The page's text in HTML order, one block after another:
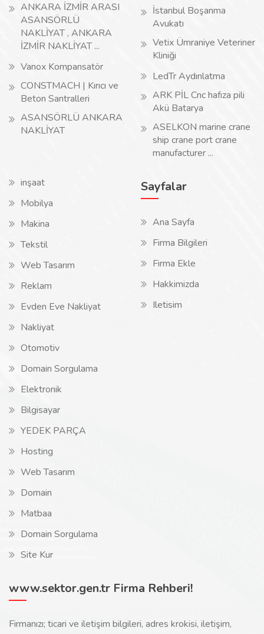
ANKARA İZMİR ARASI
ASANSÖRLÜ
NAKLİYAT , ANKARA
İZMİR NAKLİYAT ...
Vanox Kompansatör
CONSTMACH | Kırıcı ve
Beton Santralleri
ASANSÖRLÜ ANKARA
NAKLİYAT
İstanbul Boşanma
Avukatı
Vetix Ümraniye Veteriner
Kliniği
LedTr Aydınlatma
ARK PİL Cnc hafıza pili
Akü Batarya
ASELKON marine crane
ship crane port crane
manufacturer ...
inşaat
Mobilya
Makina
Tekstil
Web Tasarım
Reklam
Evden Eve Nakliyat
Nakliyat
Otomotiv
Domain Sorgulama
Elektronik
Bilgisayar
YEDEK PARÇA
Hosting
Web Tasarım
Domain
Matbaa
Domain Sorgulama
Site Kur
Sayfalar
Ana Sayfa
Firma Bilgileri
Firma Ekle
Hakkimizda
Iletisim
www.sektor.gen.tr Firma Rehberi!
Firmanızı; ticari ve iletişim bilgileri, adres krokisi, iletişim,